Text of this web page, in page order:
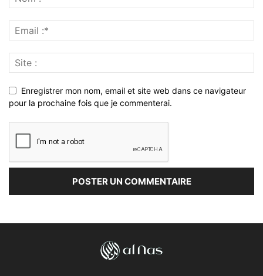
Enregistrer mon nom, email et site web dans ce navigateur
pour la prochaine fois que je commenterai.